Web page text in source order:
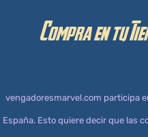
Compra en tu
vengadoresmarvel.com participa
España. Esto quiere decir que las